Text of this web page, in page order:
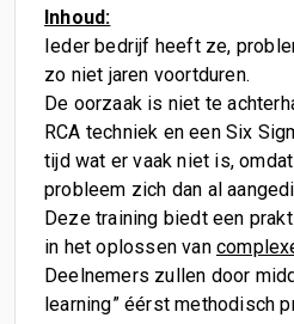
Inhoud:
Ieder bedrijf heeft ze,
zo niet jaren voortduren.
De oorzaak is niet te
RCA techniek en een Six
tijd wat er vaak niet is,
probleem zich dan al
Deze training biedt een
in het oplossen van
Deelnemers zullen door
learning” éérst methodisch